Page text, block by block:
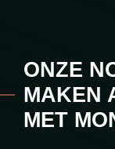
ONZE
MAKEN
MET